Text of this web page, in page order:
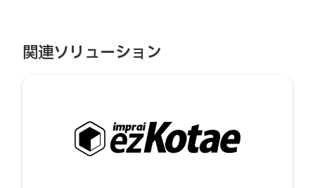
関連ソリューション